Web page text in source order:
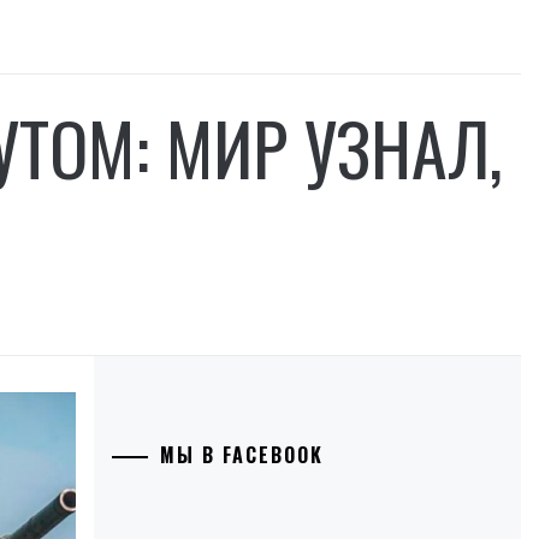
МИР УЗНАЛ,
МЫ В FACEBOOK